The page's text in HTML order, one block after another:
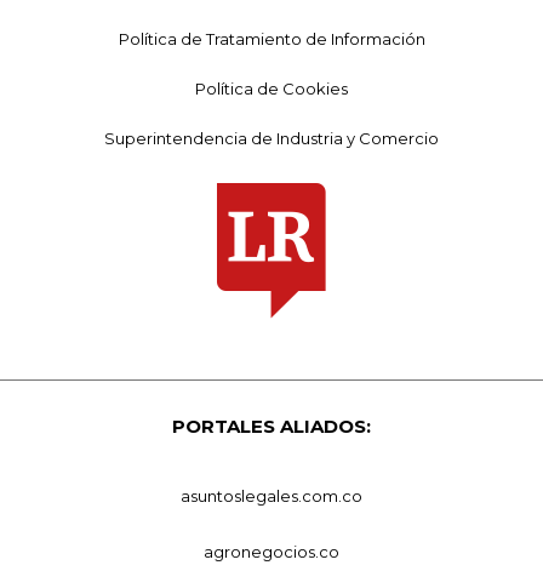
Política de Tratamiento de Información
Política de Cookies
Superintendencia de Industria y Comercio
PORTALES ALIADOS:
asuntoslegales.com.co
agronegocios.co